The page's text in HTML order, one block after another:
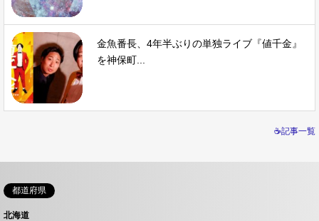
金魚番長、4年半ぶりの単独ライブ『値千金』
を神保町...
☕記事一覧
都道府県
北海道